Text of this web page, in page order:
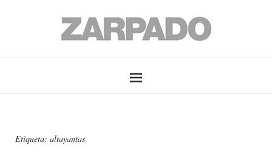
Etiqueta: altayantas